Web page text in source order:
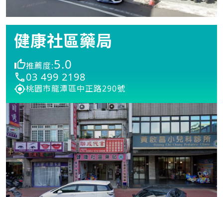
健康社區藥局
推薦度:5.0
03 499 2198
桃園市龍潭區中正路290號